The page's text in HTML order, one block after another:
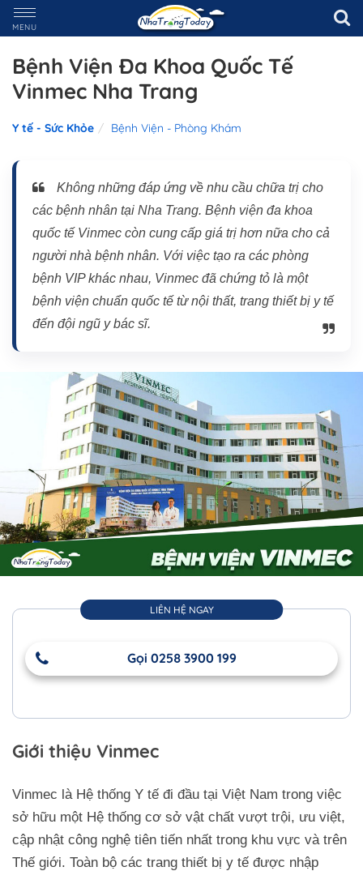
MENU
Bệnh Viện Đa Khoa Quốc Tế
Vinmec Nha Trang
Y tế - Sức Khỏe Bệnh Viện - Phòng Khám
Không những đáp ứng về nhu cầu chữa trị cho
các bệnh nhân tại Nha Trang. Bệnh viện đa khoa
quốc tế Vinmec còn cung cấp giá trị hơn nữa cho cả
người nhà bệnh nhân. Với việc tạo ra các phòng
bệnh VIP khác nhau, Vinmec đã chứng tỏ là một
bệnh viện chuẩn quốc tế từ nội thất, trang thiết bị y tế
đến đội ngũ y bác sĩ.
LIÊN HỆ NGAY
Gọi 0258 3900 199
Giới thiệu Vinmec
Vinmec là Hệ thống Y tế đi đầu tại Việt Nam trong việc
sở hữu một Hệ thống cơ sở vật chất vượt trội, ưu việt,
cập nhật công nghệ tiên tiến nhất trong khu vực và trên
Thế giới. Toàn bộ các trang thiết bị y tế được nhập